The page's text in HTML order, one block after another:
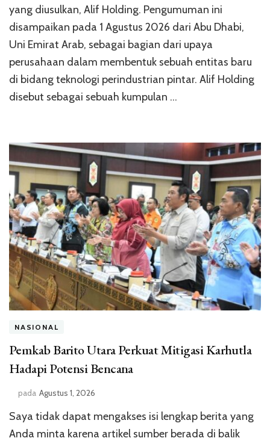
yang diusulkan, Alif Holding. Pengumuman ini
disampaikan pada 1 Agustus 2026 dari Abu Dhabi,
Uni Emirat Arab, sebagai bagian dari upaya
perusahaan dalam membentuk sebuah entitas baru
di bidang teknologi perindustrian pintar. Alif Holding
disebut sebagai sebuah kumpulan …
NASIONAL
Pemkab Barito Utara Perkuat Mitigasi Karhutla
Hadapi Potensi Bencana
pada Agustus 1, 2026
Saya tidak dapat mengakses isi lengkap berita yang
Anda minta karena artikel sumber berada di balik